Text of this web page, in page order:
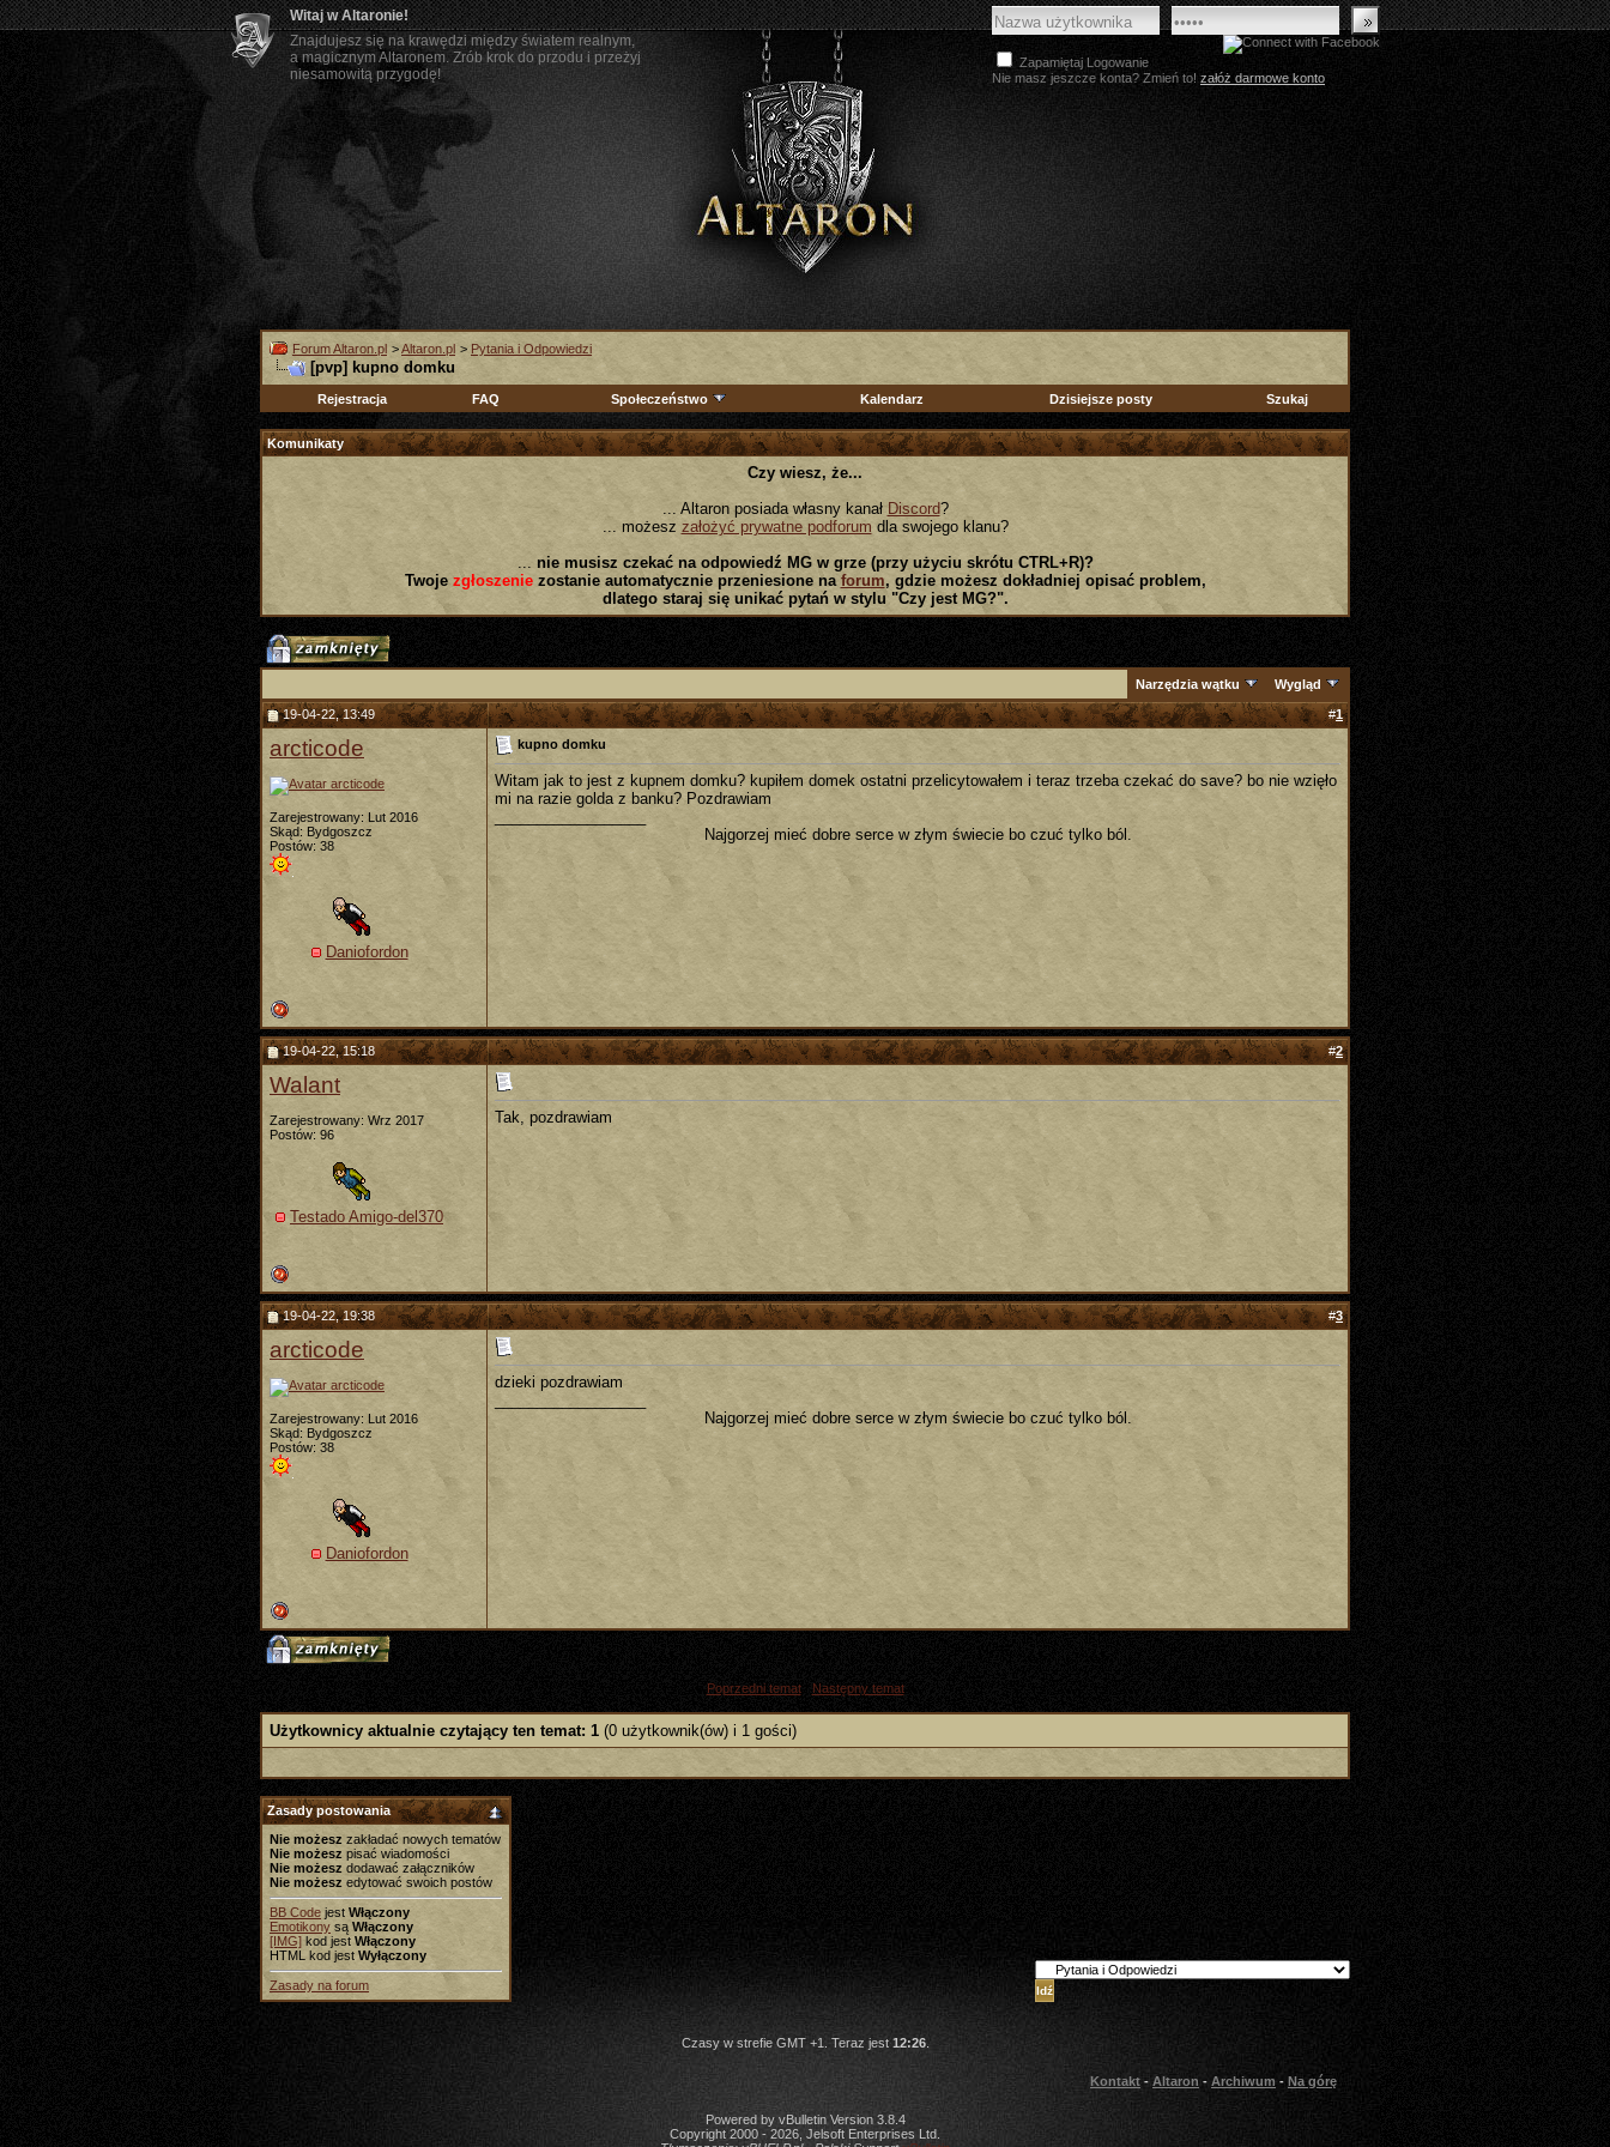
Witaj w Altaronie!
Znajdujesz się na krawędzi między światem realnym,
a magicznym Altaronem. Zrób krok do przodu i przeżyj
niesamowitą przygodę!
Zapamiętaj Logowanie
Nie masz jeszcze konta? Zmień to! załóż darmowe konto
Forum Altaron.pl >Altaron.pl > Pytania i Odpowiedzi
[pvp] kupno domku
Rejestracja FAQ Społeczeństwo Kalendarz Dzisiejsze posty Szukaj
Komunikaty
Czy wiesz, że...
... Altaron posiada własny kanał Discord?
... możesz założyć prywatne podforum dla swojego klanu?
... nie musisz czekać na odpowiedź MG w grze (przy użyciu skrótu CTRL+R)?
Twoje zgłoszeniezostanie automatycznie przeniesione na forum, gdzie możesz dokładniej opisać problem,
dlatego staraj się unikać pytań w stylu "Czy jest MG?".
Narzędzia wątku Wygląd
19-04-22, 13:49 #1
arcticode
Zarejestrowany: Lut 2016
Skąd: Bydgoszcz
Postów: 38
Daniofordon
kupno domku
Witam jak to jest z kupnem domku? kupiłem domek ostatni przelicytowałem i teraz trzeba czekać do save? bo nie wzięło
mi na razie golda z banku? Pozdrawiam
__________________
Najgorzej mieć dobre serce w złym świecie bo czuć tylko ból.
19-04-22, 15:18 #2
Walant
Zarejestrowany: Wrz 2017
Postów: 96
Testado Amigo-del370
Tak, pozdrawiam
19-04-22, 19:38 #3
arcticode
Zarejestrowany: Lut 2016
Skąd: Bydgoszcz
Postów: 38
Daniofordon
dzieki pozdrawiam
__________________
Najgorzej mieć dobre serce w złym świecie bo czuć tylko ból.
Poprzedni temat| Następny temat
Użytkownicy aktualnie czytający ten temat: 1 (0 użytkownik(ów) i 1 gości)
Zasady postowania
Nie możesz zakładać nowych tematów
Nie możesz pisać wiadomości
Nie możesz dodawać załączników
Nie możesz edytować swoich postów
BB Code jest Włączony
Emotikony są Włączony
[IMG] kod jest Włączony
HTML kod jest Wyłączony
Zasady na forum
Czasy w strefie GMT +1. Teraz jest12:26.
Kontakt - Altaron - Archiwum - Na górę
Powered by vBulletin Version 3.8.4
Copyright 2000 - 2026, Jelsoft Enterprises Ltd.